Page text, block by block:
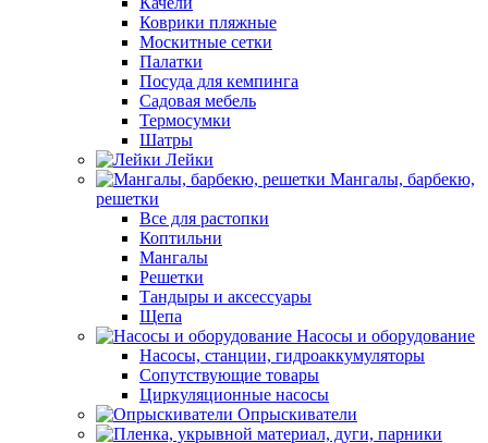
Коврики пляжные
Москитные сетки
Палатки
Посуда для кемпинга
Садовая мебель
Термосумки
Шатры
Лейки
Мангалы, барбекю,
решетки
Все для растопки
Коптильни
Мангалы
Решетки
Тандыры и аксессуары
Щепа
Насосы и оборудование
Насосы, станции, гидроаккумуляторы
Сопутствующие товары
Циркуляционные насосы
Опрыскиватели